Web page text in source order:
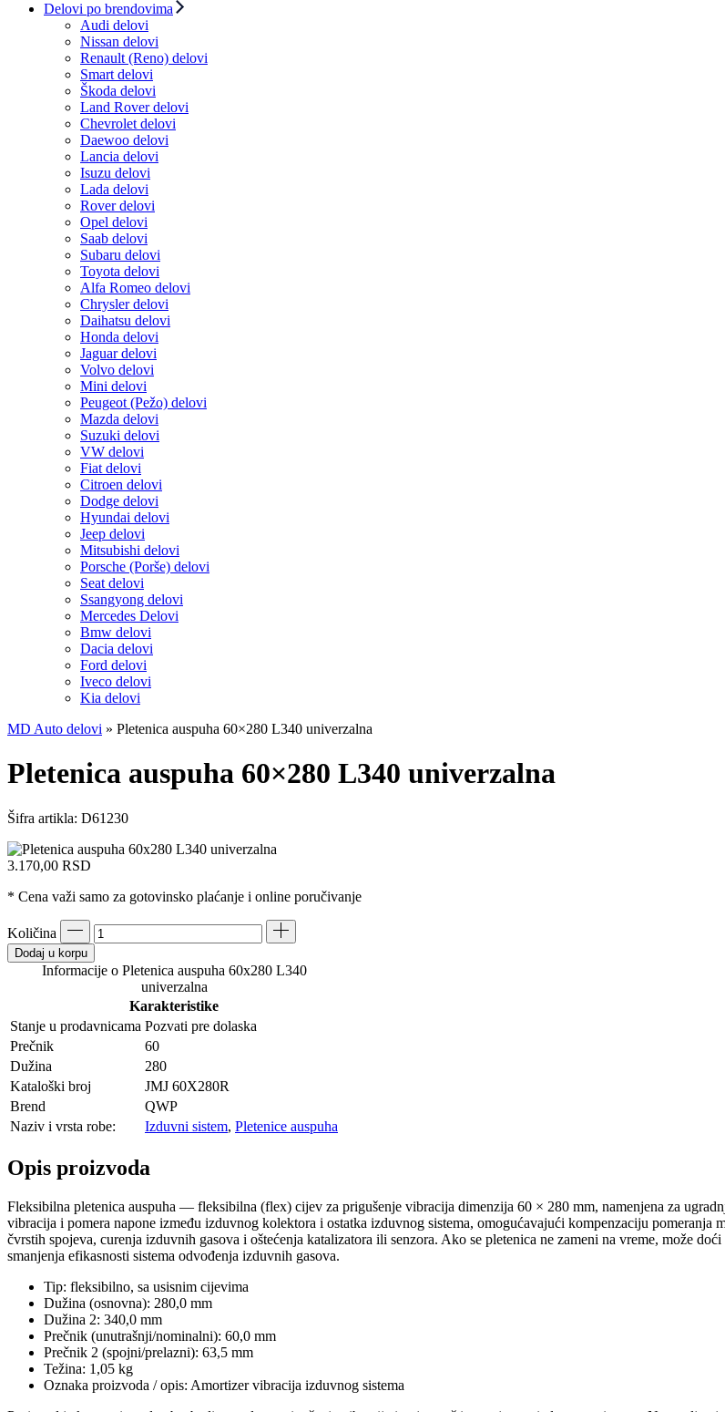
Delovi po brendovima
Audi delovi
Nissan delovi
Renault (Reno) delovi
Smart delovi
Škoda delovi
Land Rover delovi
Chevrolet delovi
Daewoo delovi
Lancia delovi
Isuzu delovi
Lada delovi
Rover delovi
Opel delovi
Saab delovi
Subaru delovi
Toyota delovi
Alfa Romeo delovi
Chrysler delovi
Daihatsu delovi
Honda delovi
Jaguar delovi
Volvo delovi
Mini delovi
Peugeot (Pežo) delovi
Mazda delovi
Suzuki delovi
VW delovi
Fiat delovi
Citroen delovi
Dodge delovi
Hyundai delovi
Jeep delovi
Mitsubishi delovi
Porsche (Porše) delovi
Seat delovi
Ssangyong delovi
Mercedes Delovi
Bmw delovi
Dacia delovi
Ford delovi
Iveco delovi
Kia delovi
MD Auto delovi » Pletenica auspuha 60×280 L340 univerzalna
Pletenica auspuha 60×280 L340 univerzalna
Šifra artikla: D61230
3.170,00 RSD
* Cena važi samo za gotovinsko plaćanje i online poručivanje
Količina
Dodaj u korpu
Informacije o Pletenica auspuha 60x280 L340
univerzalna
Karakteristike
Stanje u prodavnicama Pozvati pre dolaska
Prečnik
60
Dužina
280
Kataloški broj
JMJ 60X280R
Brend
QWP
Naziv i vrsta robe:
Izduvni sistem, Pletenice auspuha
Opis proizvoda
Fleksibilna pletenica auspuha — fleksibilna (flex) cijev za prigušenje vibracija dimenzija 60 × 280 mm, namenjena za
vibracija i pomera napone između izduvnog kolektora i ostatka izduvnog sistema, omogućavajući kompenzaciju
čvrstih spojeva, curenja izduvnih gasova i oštećenja katalizatora ili senzora. Ako se pletenica ne zameni na vreme, može
smanjenja efikasnosti sistema odvođenja izduvnih gasova.
Tip: fleksibilno, sa usisnim cijevima
Dužina (osnovna): 280,0 mm
Dužina 2: 340,0 mm
Prečnik (unutrašnji/nominalni): 60,0 mm
Prečnik 2 (spojni/prelazni): 63,5 mm
Težina: 1,05 kg
Oznaka proizvoda / opis: Amortizer vibracija izduvnog sistema